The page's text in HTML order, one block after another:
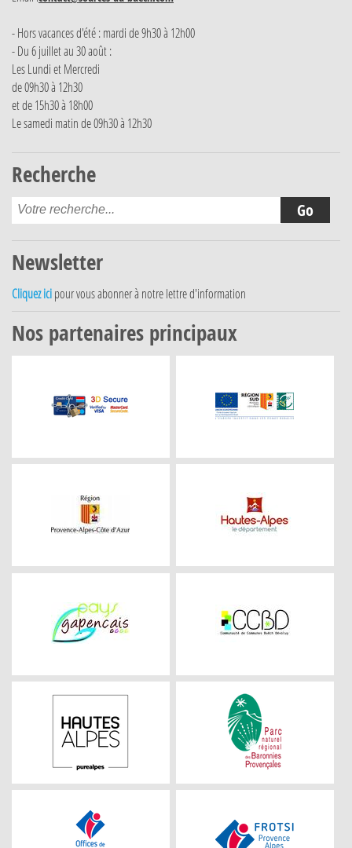
- Hors vacances d'été : mardi de 9h30 à 12h00
- Du 6 juillet au 30 août :
Les Lundi et Mercredi
de 09h30 à 12h30
et de 15h30 à 18h00
Le samedi matin de 09h30 à 12h30
Recherche
Newsletter
Cliquez ici pour vous abonner à notre lettre d'information
Nos partenaires principaux